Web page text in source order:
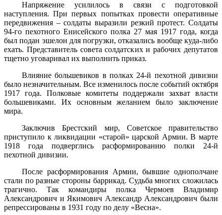
Напряжение усилилось в связи с подготовкой
наступления. При первых попытках провести оперативные
передвижения – солдаты выразили резкий протест. Солдаты
94-го пехотного Енисейского полка 27 мая 1917 года, когда
был подан эшелон для погрузки, отказались вообще куда-либо
ехать. Представитель совета солдатских и рабочих депутатов
тщетно уговаривал их выполнить приказ.
Влияние большевиков в полках 24-й пехотной дивизии
было незначительным. Все изменилось после событий октября
1917 года. Полковые комитеты поддержали захват власти
большевиками. Их основным желанием было заключение
мира.
Заключив Брестский мир, Советское правительство
приступило к ликвидации «старой» царской Армии. В марте
1918 года подверглись расформированию полки 24-й
пехотной дивизии.
После расформирования Армии, бывшие однополчане
стали по разные стороны баррикад. Судьба многих сложилась
трагично. Так командиры полка Чермоев Владимир
Александрович и Якимович Александр Александрович были
репрессированы в 1931 году по делу «Весна».